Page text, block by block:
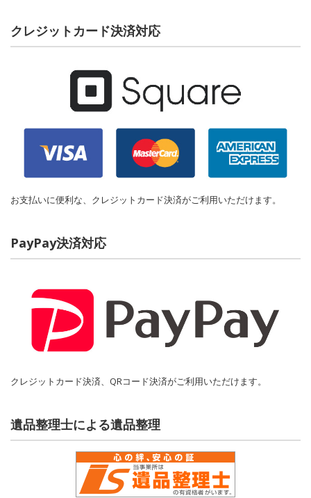
クレジットカード決済対応
お支払いに便利な、クレジットカード決済がご利用いただけます。
PayPay決済対応
クレジットカード決済、QRコード決済がご利用いただけます。
遺品整理士による遺品整理